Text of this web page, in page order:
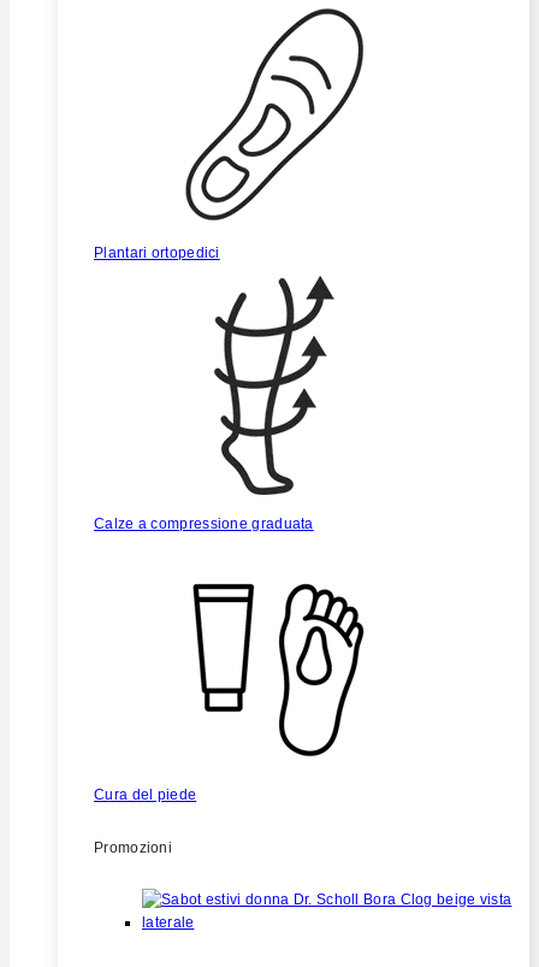
Plantari ortopedici
Calze a compressione graduata
Cura del piede
Promozioni